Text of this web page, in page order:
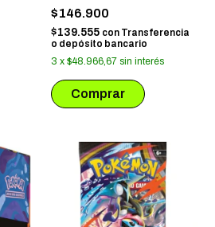
COLLECTION
$146.900
$139.555 con Transferencia
o depósito bancario
3 x $48.966,67 sin interés